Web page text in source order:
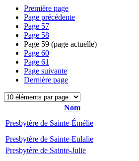
Première page
Page précédente
Page 57
Page 58
Page 59 (page actuelle)
Page 60
Page 61
Page suivante
Dernière page
Nom
Presbytère de Sainte-Émélie
Presbytère de Sainte-Eulalie
Presbytère de Sainte-Julie